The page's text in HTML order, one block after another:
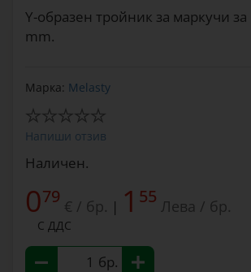
Y-образен тройник за маркучи за
mm.
Марка: Melasty
Напиши отзив
Наличен.
079 € / бр. | 1 55 Лева / бр.
С ДДС
бр.